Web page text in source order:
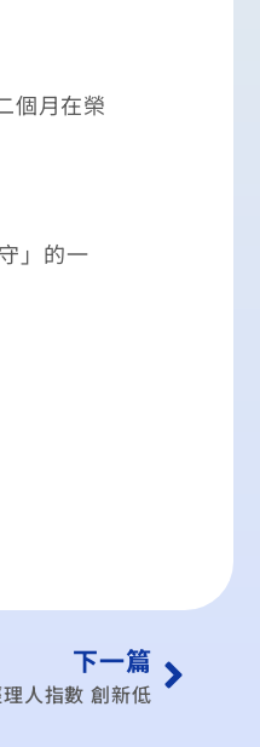
個月在榮
」的一
下一篇
人指數 創新低